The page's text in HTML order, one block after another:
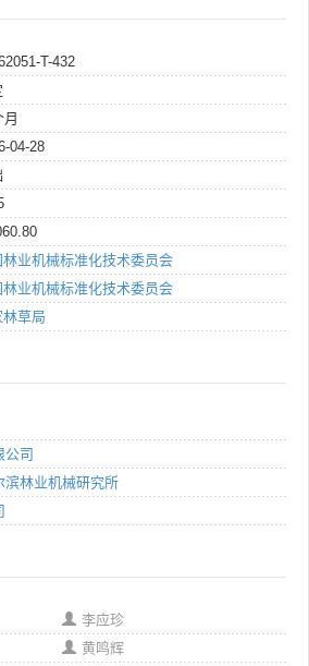
T-432
月
04-28
林业机械标准化技术委员会
林业机械标准化技术委员会
林草局
公司
滨林业机械研究所
李应珍
黄鸣辉